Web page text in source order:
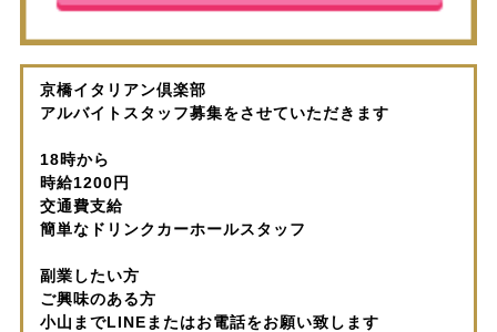
京橋イタリアン倶楽部
アルバイトスタッフ募集をさせていただきます
18時から
時給1200円
交通費支給
簡単なドリンクカーホールスタッフ
副業したい方
ご興味のある方
小山までLINEまたはお電話をお願い致します